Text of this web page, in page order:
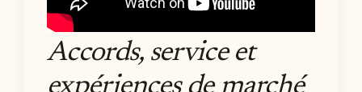
Accords, service et